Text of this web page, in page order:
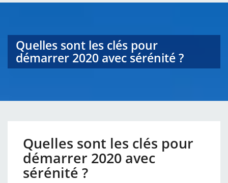
Quelles sont les clés pour
démarrer 2020 avec sérénité ?
Quelles sont les clés pour
démarrer 2020 avec
sérénité ?